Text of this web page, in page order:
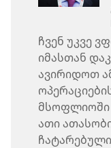
ჩვენ უკვე
იმასთან
ავირიდოთ
მსოფლიოში
ათი